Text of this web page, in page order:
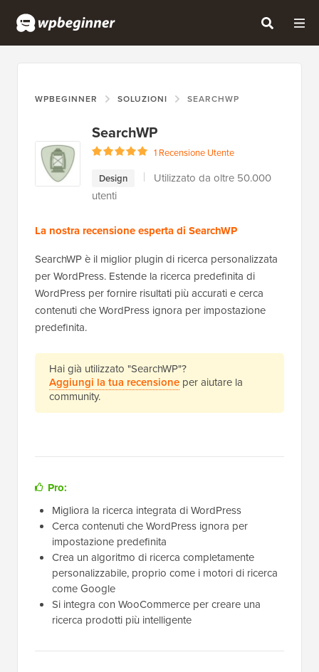
WPBEGINNER SOLUZIONI SEARCHWP
SearchWP
1 Recensione Utente
Design
Utilizzato da oltre 50.000
utenti
La nostra recensione esperta di SearchWP
SearchWP è il miglior plugin di ricerca personalizzata
per WordPress. Estende la ricerca predefinita di
WordPress per fornire risultati più accurati e cerca
contenuti che WordPress ignora per impostazione
predefinita.
Hai già utilizzato "SearchWP"?
Aggiungi la tua recensione per aiutare la
community.
Pro:
Migliora la ricerca integrata di WordPress
Cerca contenuti che WordPress ignora per
impostazione predefinita
Crea un algoritmo di ricerca completamente
personalizzabile, proprio come i motori di ricerca
come Google
Si integra con WooCommerce per creare una
ricerca prodotti più intelligente